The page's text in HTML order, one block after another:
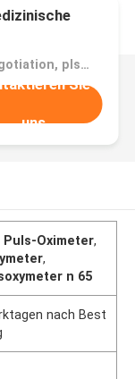
Preis：Negotiation, pls contact me
Sie
uns
Puls-Oximeter,
,
n 65
nach Best